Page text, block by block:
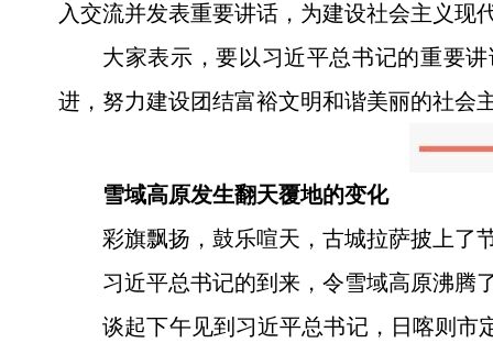
入交流并发表重要讲话，为建设社会主义现
大家表示，要以习近平总书记的重要
进，努力建设团结富裕文明和谐美丽的社会
雪域高原发生翻天覆地的变化
彩旗飘扬，鼓乐喧天，古城拉萨披上了
习近平总书记的到来，令雪域高原沸腾
谈起下午见到习近平总书记，日喀则市